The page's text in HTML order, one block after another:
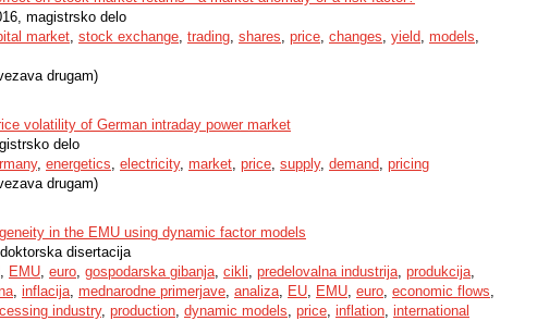
magistrsko delo
market, stock exchange, trading, shares, price, changes, yield, models,
drugam)
volatility of German intraday power market
delo
, energetics, electricity, market, price, supply, demand, pricing
drugam)
in the EMU using dynamic factor models
disertacija
, EMU, euro, gospodarska gibanja, cikli, predelovalna industrija, produkcija,
, inflacija, mednarodne primerjave, analiza, EU, EMU, euro, economic flows,
industry, production, dynamic models, price, inflation, international